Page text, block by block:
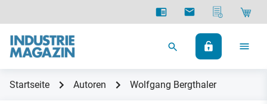
Startseite Autoren Wolfgang Bergthaler